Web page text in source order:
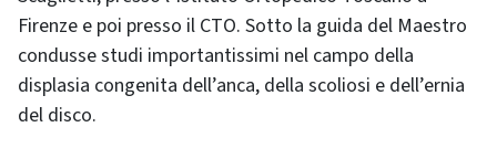
Firenze e poi presso il CTO. Sotto la guida del Maestro
condusse studi importantissimi nel campo della
displasia congenita dell’anca, della scoliosi e dell’ernia
del disco.